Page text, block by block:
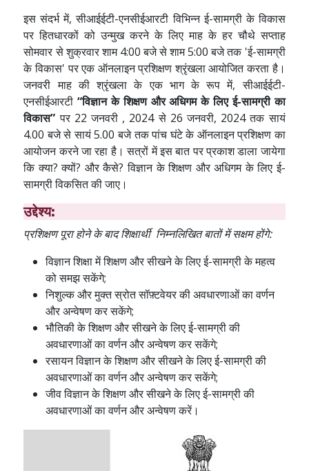
इस संदर्भ में, सीआईईटी-एनसीईआरटी विभिन्न ई-सामग्री के विकास
पर हितधारकों को उन्मुख करने के लिए माह के हर चौथे सप्ताह
सोमवार से शुक्रवार शाम 4:00 बजे से शाम 5:00 बजे तक 'ई-सामग्री
के विकास' पर एक ऑनलाइन प्रशिक्षण श्रृंखला आयोजित करता है।
जनवरी माह की श्रृंखला के एक भाग के रूप में, सीआईईटी-
एनसीईआरटी“विज्ञान के शिक्षण और अधिगम के लिए ई-सामग्री का
विकास” पर 22 जनवरी , 2024 से 26 जनवरी, 2024 तक सायं
4.00 बजे से सायं 5.00 बजे तक पांच घंटे के ऑनलाइन प्रशिक्षण का
आयोजन करने जा रहा है। सत्रों में इस बात पर प्रकाश डाला जायेगा
कि क्या? क्यों? और कैसे? विज्ञान के शिक्षण और अधिगम के लिए ई-
सामग्री विकसित की जाए।
उद्देश्य:
प्रशिक्षण पूरा होने के बाद शिक्षार्थी निम्नलिखित बातों में सक्षम होंगे:
विज्ञान शिक्षा में शिक्षण और सीखने के लिए ई-सामग्री के महत्व
को समझ सकेंगे;
निशुल्क और मुक्त स्रोत सॉफ़्टवेयर की अवधारणाओं का वर्णन
और अन्वेषण कर सकेंगे;
भौतिकी के शिक्षण और सीखने के लिए ई-सामग्री की
अवधारणाओं का वर्णन और अन्वेषण कर सकेंगे;
रसायन विज्ञान के शिक्षण और सीखने के लिए ई-सामग्री की
अवधारणाओं का वर्णन और अन्वेषण कर सकेंगे;
जीव विज्ञान के शिक्षण और सीखने के लिए ई-सामग्री की
अवधारणाओं का वर्णन और अन्वेषण करें।